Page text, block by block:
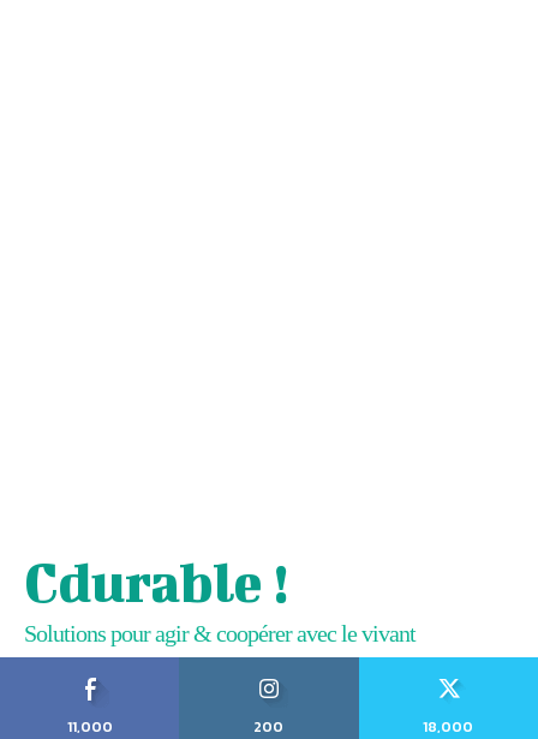
Cdurable !
Solutions pour agir & coopérer avec le vivant
11,000
200
18,000